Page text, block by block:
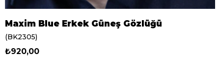
Maxim Blue Erkek Güneş Gözlüğü
(BK2305)
₺920,00